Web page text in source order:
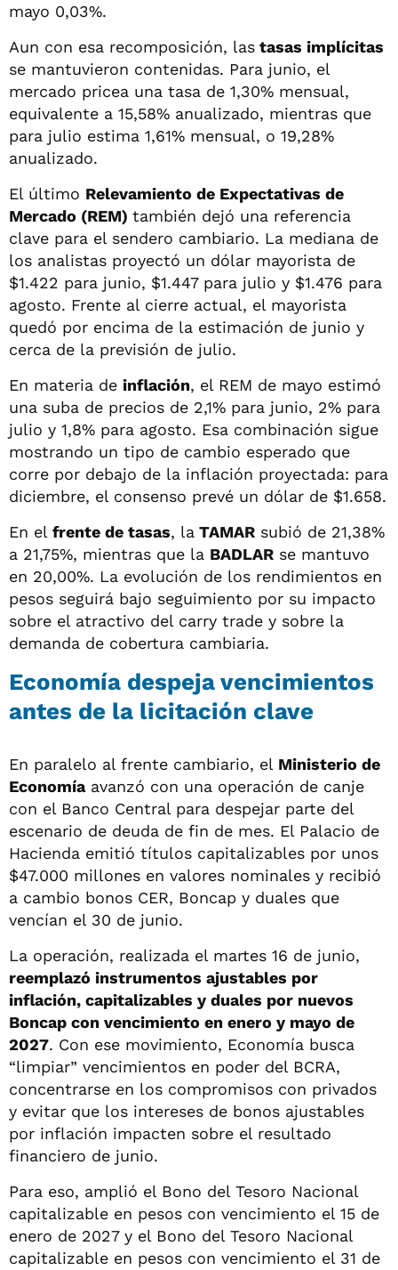
mayo 0,03%.
Aun con esa recomposición, las tasas implícitas
se mantuvieron contenidas. Para junio, el
mercado pricea una tasa de 1,30% mensual,
equivalente a 15,58% anualizado, mientras que
para julio estima 1,61% mensual, o 19,28%
anualizado.
El último Relevamiento de Expectativas de
Mercado (REM) también dejó una referencia
clave para el sendero cambiario. La mediana de
los analistas proyectó un dólar mayorista de
$1.422 para junio, $1.447 para julio y $1.476 para
agosto. Frente al cierre actual, el mayorista
quedó por encima de la estimación de junio y
cerca de la previsión de julio.
En materia de inflación, el REM de mayo estimó
una suba de precios de 2,1% para junio, 2% para
julio y 1,8% para agosto. Esa combinación sigue
mostrando un tipo de cambio esperado que
corre por debajo de la inflación proyectada: para
diciembre, el consenso prevé un dólar de $1.658.
En el frente de tasas, la TAMAR subió de 21,38%
a 21,75%, mientras que la BADLAR se mantuvo
en 20,00%. La evolución de los rendimientos en
pesos seguirá bajo seguimiento por su impacto
sobre el atractivo del carry trade y sobre la
demanda de cobertura cambiaria.
Economía despeja vencimientos
antes de la licitación clave
En paralelo al frente cambiario, el Ministerio de
Economíaavanzó con una operación de canje
con el Banco Central para despejar parte del
escenario de deuda de fin de mes. El Palacio de
Hacienda emitió títulos capitalizables por unos
$47.000 millones en valores nominales y recibió
a cambio bonos CER, Boncap y duales que
vencían el 30 de junio.
La operación, realizada el martes 16 de junio,
reemplazó instrumentos ajustables por
inflación, capitalizables y duales por nuevos
Boncap con vencimiento en enero y mayo de
2027. Con ese movimiento, Economía busca
“limpiar” vencimientos en poder del BCRA,
concentrarse en los compromisos con privados
y evitar que los intereses de bonos ajustables
por inflación impacten sobre el resultado
financiero de junio.
Para eso, amplió el Bono del Tesoro Nacional
capitalizable en pesos con vencimiento el 15 de
enero de 2027 y el Bono del Tesoro Nacional
capitalizable en pesos con vencimiento el 31 de